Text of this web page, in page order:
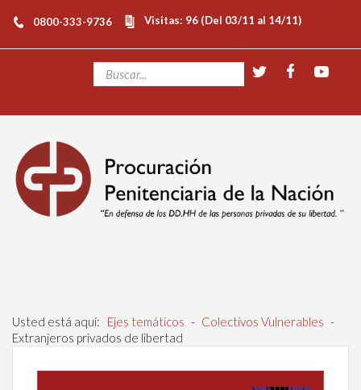
0800-333-9736 Visitas: 96 (Del 03/11 al 14/11)
Usted está aquí: Ejes temáticos - Colectivos Vulnerables -
Extranjeros privados de libertad